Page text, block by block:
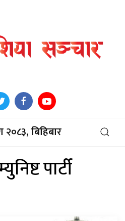
२०८३, बिहिबार
पार्टी